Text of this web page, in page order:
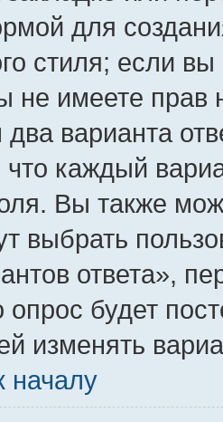
для
стиля; если
имеете прав
варианта
каждый
Вы также
выбрать
ответа»,
опрос будет
изменять
началу